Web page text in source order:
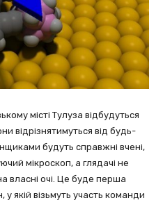
місті Тулуза відбудуться
відрізнятимуться від будь-
будуть справжні вчені,
мікроскоп, а глядачі не
власні очі. Це буде перша
якій візьмуть участь команди